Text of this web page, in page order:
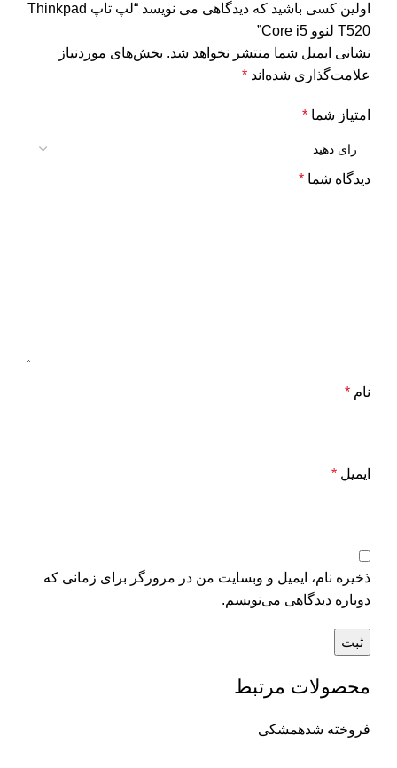
اولین کسی باشید که دیدگاهی می نویسد “لپ تاپ Thinkpad
T520 لنوو Core i5”
نشانی ایمیل شما منتشر نخواهد شد. بخش‌های موردنیاز
علامت‌گذاری شده‌اند *
امتیاز شما *
دیدگاه شما *
نام *
ایمیل *
ذخیره نام، ایمیل و وبسایت من در مرورگر برای زمانی که
دوباره دیدگاهی می‌نویسم.
محصولات مرتبط
فروخته شدهمشکی